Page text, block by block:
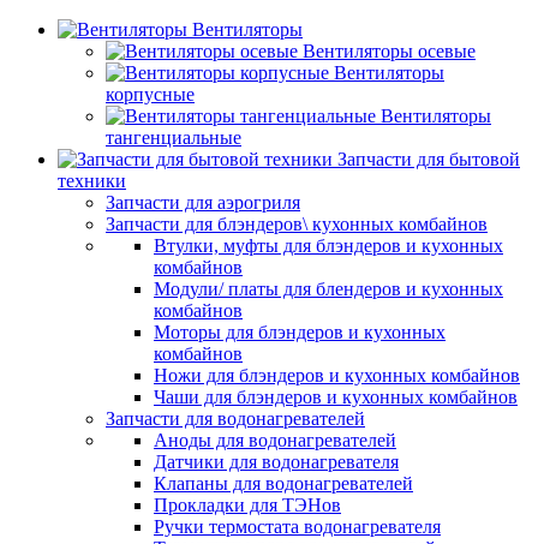
Вентиляторы
Вентиляторы осевые
Вентиляторы
корпусные
Вентиляторы
тангенциальные
Запчасти для бытовой
техники
Запчасти для аэрогриля
Запчасти для блэндеров\ кухонных комбайнов
Втулки, муфты для блэндеров и кухонных
комбайнов
Модули/ платы для блендеров и кухонных
комбайнов
Моторы для блэндеров и кухонных
комбайнов
Ножи для блэндеров и кухонных комбайнов
Чаши для блэндеров и кухонных комбайнов
Запчасти для водонагревателей
Аноды для водонагревателей
Датчики для водонагревателя
Клапаны для водонагревателей
Прокладки для ТЭНов
Ручки термостата водонагревателя